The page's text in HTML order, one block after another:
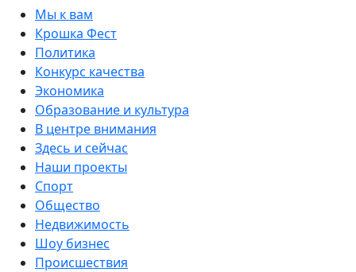
Мы к вам
Крошка Фест
Политика
Конкурс качества
Экономика
Образование и культура
В центре внимания
Здесь и сейчас
Наши проекты
Спорт
Общество
Недвижимость
Шоу бизнес
Происшествия